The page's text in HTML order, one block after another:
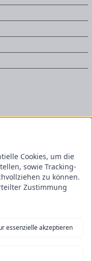
Cookies, um die
sowie Tracking-
zu können.
Zustimmung
essenzielle akzeptieren